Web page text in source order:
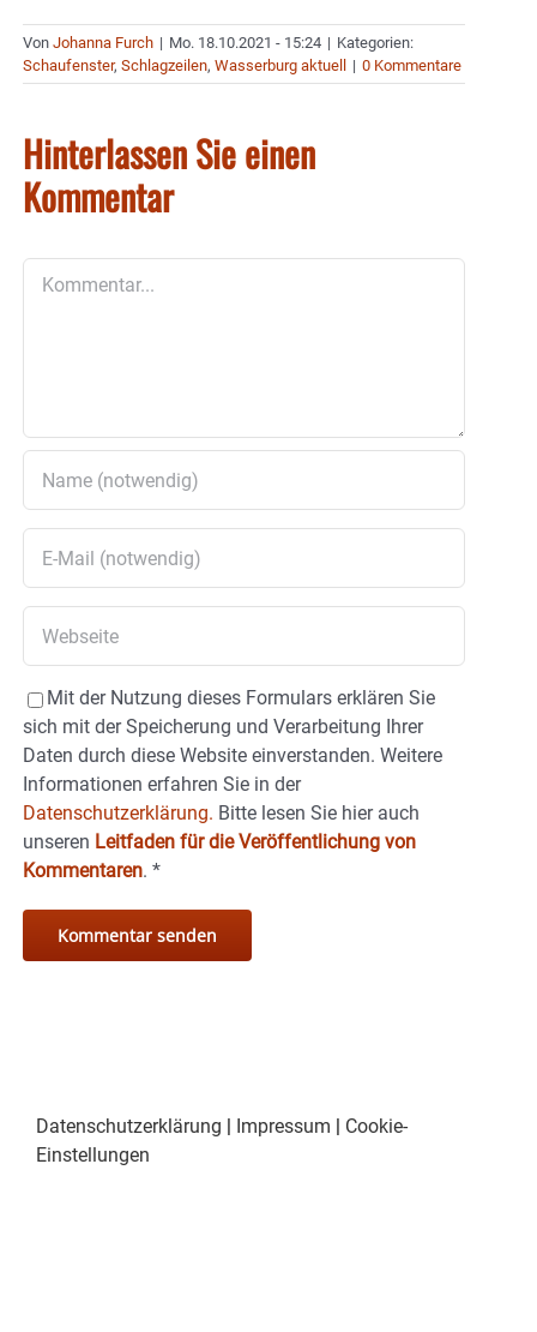
Von Johanna Furch | Mo. 18.10.2021 - 15:24 | Kategorien:
Schaufenster, Schlagzeilen, Wasserburg aktuell | 0 Kommentare
Hinterlassen Sie einen
Kommentar
Mit der Nutzung dieses Formulars erklären Sie
sich mit der Speicherung und Verarbeitung Ihrer
Daten durch diese Website einverstanden. Weitere
Informationen erfahren Sie in der
Datenschutzerklärung. Bitte lesen Sie hier auch
unseren Leitfaden für die Veröffentlichung von
Kommentaren. *
Datenschutzerklärung Impressum
Cookie-
Einstellungen